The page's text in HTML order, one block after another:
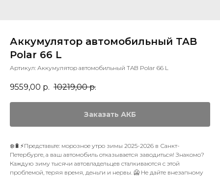
Аккумулятор автомобильный TAB
Polar 66 L
Артикул: Аккумулятор автомобильный TAB Polar 66 L
9559,00 р. 10219,00 р.
Заказать АКБ
❄️🔋⚡Представьте: морозное утро зимы 2025-2026 в Санкт-
Петербурге, а ваш автомобиль отказывается заводиться! Знакомо?
Каждую зиму тысячи автовладельцев сталкиваются с этой
проблемой, теряя время, деньги и нервы. 🥶 Не дайте внезапному